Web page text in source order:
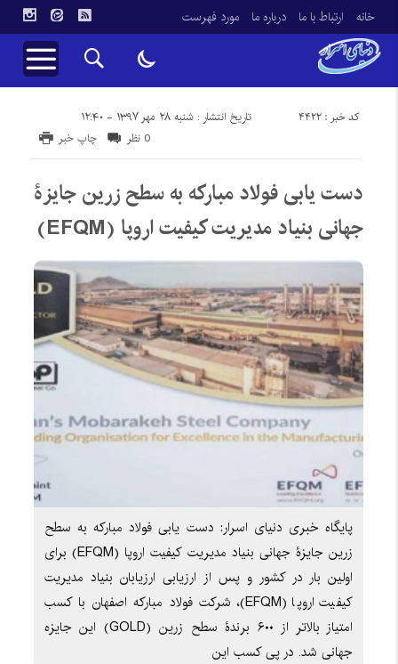
خانه ارتباط با ما درباره ما مورد فهرست
تاریخ انتشار : شنبه ۲۸ مهر ۱۳۹۷ - ۱۲:۴۰ کد خبر : 4422
چاپ خبر 0 نظر
دست یابی فولاد مبارکه به سطح زرین جایزۀ
جهانی بنیاد مدیریت کیفیت اروپا (EFQM)
پایگاه خبری دنیای اسرار: دست یابی فولاد مبارکه به سطح
زرین جایزۀ جهانی بنیاد مدیریت کیفیت اروپا (EFQM) برای
اولین بار در کشور و پس از ارزیابی ارزیابان بنیاد مدیریت
کیفیت اروپا (EFQM)، شرکت فولاد مبارکه اصفهان با کسب
امتیاز بالاتر از ۶۰۰ برندۀ سطح زرین (GOLD) این جایزه
جهانی شد. در پی کسب این